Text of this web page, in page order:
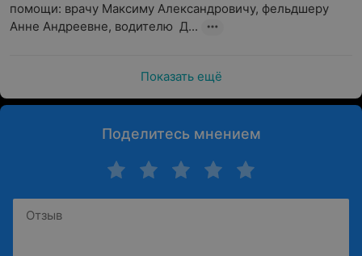
помощи: врачу Максиму Александровичу, фельдшеру
Анне Андреевне, водителю  Д...
Показать ещё
Поделитесь мнением